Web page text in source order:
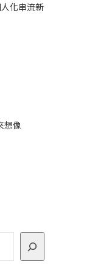
化串流新
想像